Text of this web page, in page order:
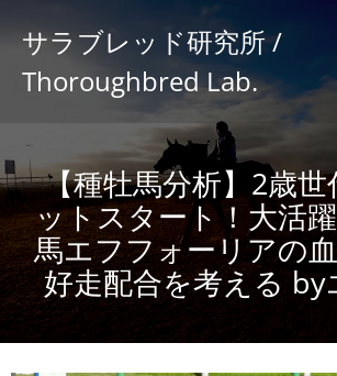
サラブレッド研究所 /
Thoroughbred Lab.
【種牡馬分析】2歳
ットスタート！大活
馬エフフォーリアの
好走配合を考える by